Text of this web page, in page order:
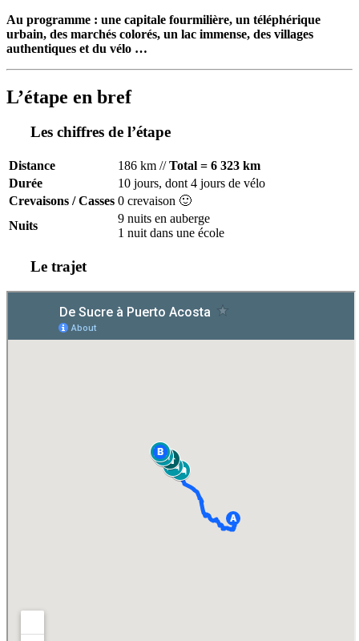
Au programme : une capitale fourmilière, un téléphérique
urbain, des marchés colorés, un lac immense, des villages
authentiques et du vélo …
L’étape en bref
Les chiffres de l’étape
Distance 186 km //Total = 6 323 km
Durée
10 jours, dont 4 jours de vélo
Crevaisons / Casses 0 crevaison 🙂
Nuits
9 nuits en auberge
1 nuit dans une école
Le trajet